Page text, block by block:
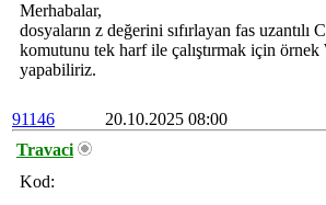
Merhabalar,
dosyaların z değerini sıfırlayan fas uzantılı
komutunu tek harf ile çalıştırmak için örnek
yapabiliriz.
91146
20.10.2025 08:00
Travaci
Kod: